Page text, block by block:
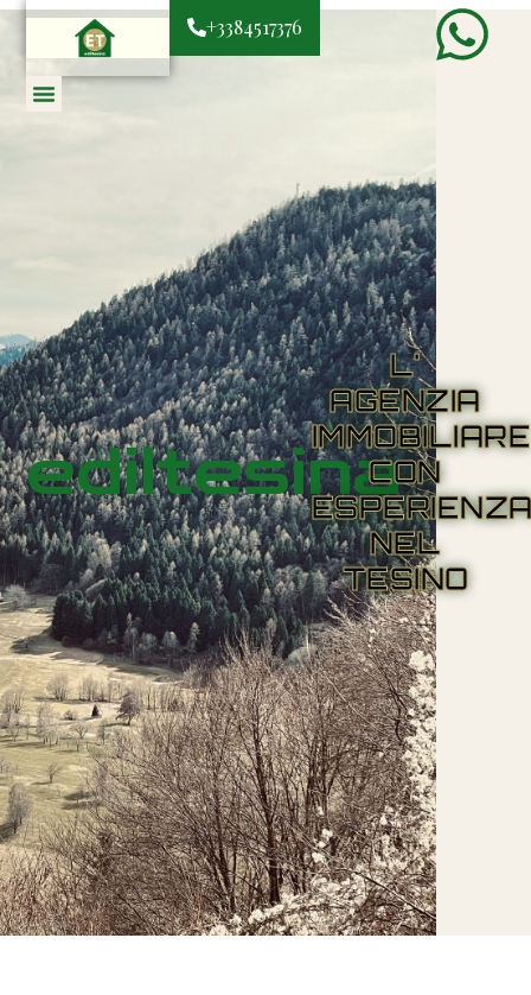
+3384517376
ediltesina
L'
AGENZIA
IMMOBILIARE
CON
NEL
TESINO